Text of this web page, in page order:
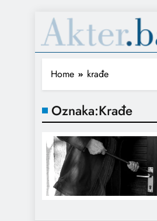
Home krađe
Oznaka:Krađe